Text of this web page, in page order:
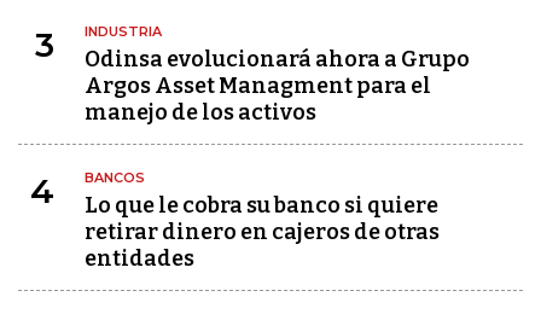
3 INDUSTRIA
Odinsa evolucionará ahora a Grupo
Argos Asset Managment para el
manejo de los activos
4 BANCOS
Lo que le cobra su banco si quiere
retirar dinero en cajeros de otras
entidades